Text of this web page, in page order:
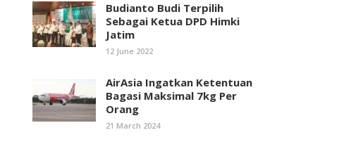
Budianto Budi Terpilih
Sebagai Ketua DPD Himki
Jatim
12 June 2022
AirAsia Ingatkan Ketentuan
Bagasi Maksimal 7kg Per
Orang
21 March 2024